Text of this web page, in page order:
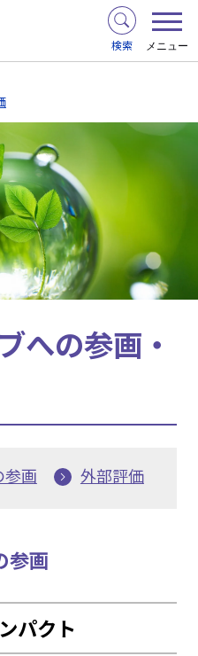
検索 メニュー
への参画・
参画 外部評価
参画
パクト